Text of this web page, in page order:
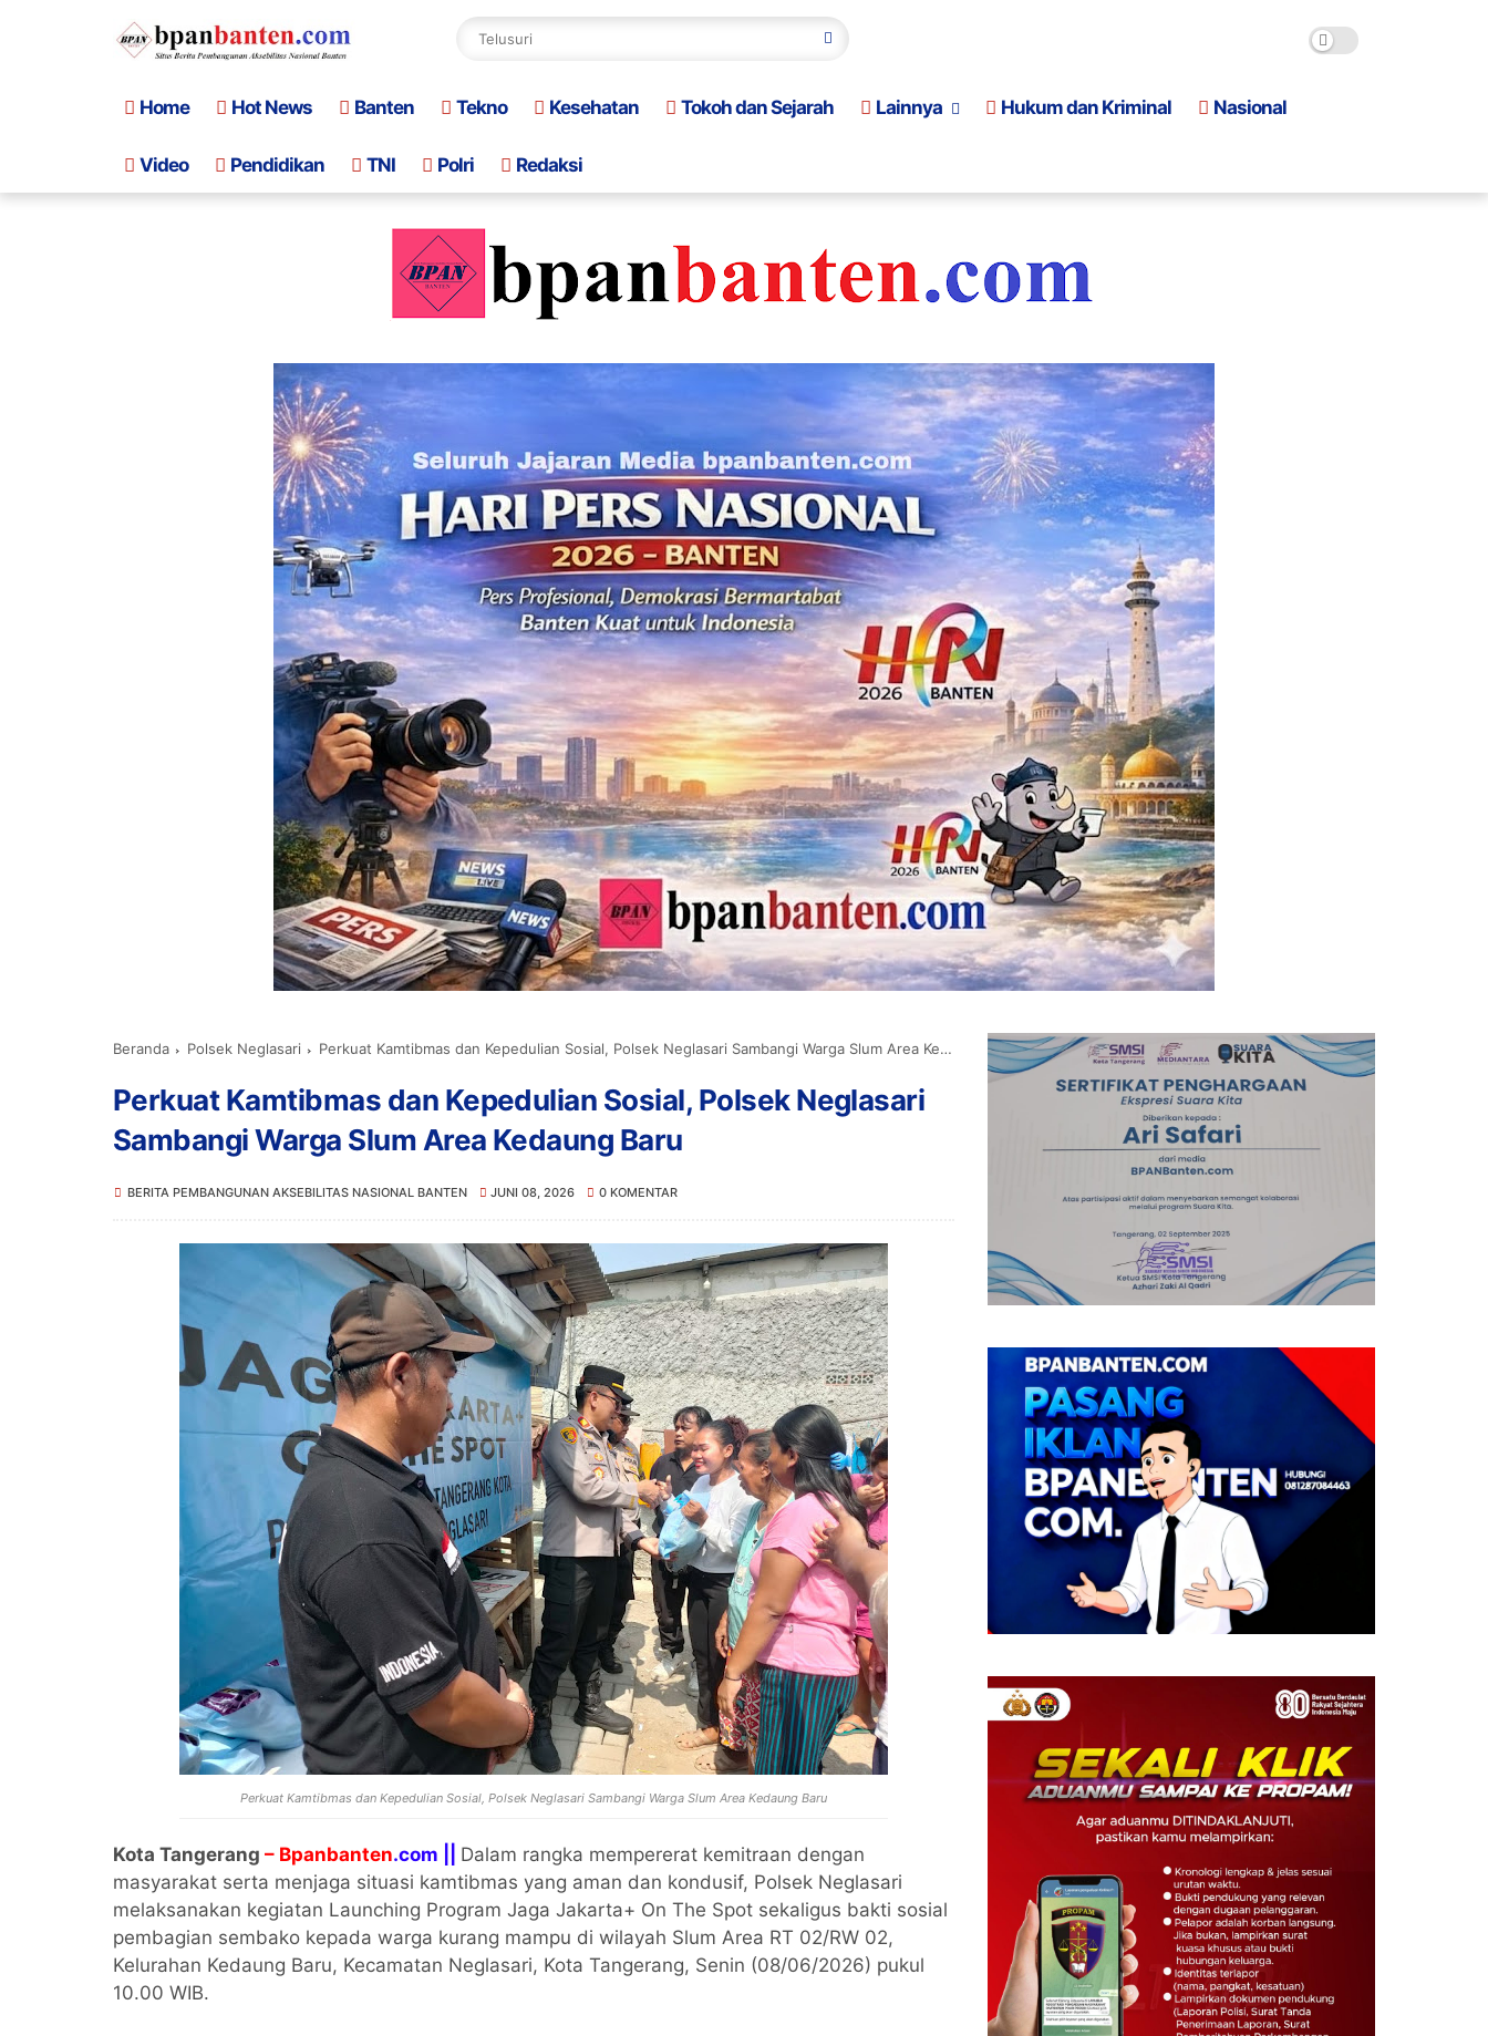
Home Hot News Banten Tekno Kesehatan Tokoh dan Sejarah Lainnya Hukum dan Kriminal Nasional
Video Pendidikan TNI Polri Redaksi
Beranda Polsek Neglasari Perkuat Kamtibmas dan Kepedulian Sosial, Polsek Neglasari Sambangi Warga Slum Area Kedaung Baru
Perkuat Kamtibmas dan Kepedulian Sosial, Polsek Neglasari
Sambangi Warga Slum Area Kedaung Baru
BERITA PEMBANGUNAN AKSEBILITAS NASIONAL BANTEN JUNI 08, 2026 0 KOMENTAR
Perkuat Kamtibmas dan Kepedulian Sosial, Polsek Neglasari Sambangi Warga Slum Area Kedaung Baru
Kota Tangerang – Bpanbanten.com || Dalam rangka mempererat kemitraan dengan
masyarakat serta menjaga situasi kamtibmas yang aman dan kondusif, Polsek Neglasari
melaksanakan kegiatan Launching Program Jaga Jakarta+ On The Spot sekaligus bakti sosial
pembagian sembako kepada warga kurang mampu di wilayah Slum Area RT 02/RW 02,
Kelurahan Kedaung Baru, Kecamatan Neglasari, Kota Tangerang, Senin (08/06/2026) pukul
10.00 WIB.